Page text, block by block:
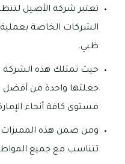
تعتبر شركة الأصيل
الشركات الخاصة بعملية
ظبي.
حيث تمتلك هذه الشركة
جعلتها واحدة من أفضل
مستوى كافة أنحاء
ومن ضمن هذه المميزات
تتناسب مع جميع